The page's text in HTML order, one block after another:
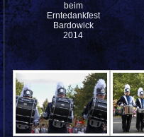
beim
Erntedankfest
Bardowick
2014